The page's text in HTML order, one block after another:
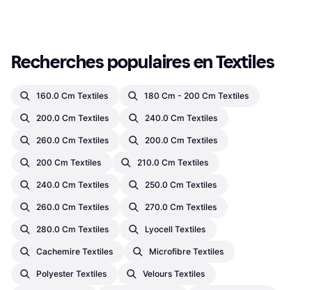
Recherches populaires en Textiles
160.0 Cm Textiles 180 Cm - 200 Cm Textiles
200.0 Cm Textiles 240.0 Cm Textiles
260.0 Cm Textiles 200.0 Cm Textiles
200 Cm Textiles 210.0 Cm Textiles
240.0 Cm Textiles 250.0 Cm Textiles
260.0 Cm Textiles 270.0 Cm Textiles
280.0 Cm Textiles Lyocell Textiles
Cachemire Textiles Microfibre Textiles
Polyester Textiles Velours Textiles